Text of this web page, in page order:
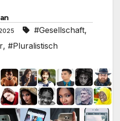
#Gesellschaft,
, #Pluralistisch